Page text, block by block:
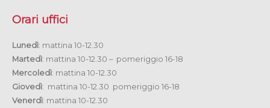
Orari uffici
Lunedì: mattina 10-12.30
Martedì: mattina 10-12.30 – pomeriggio 16-18
Mercoledì: mattina 10-12.30
Giovedì: mattina 10-12.30 pomeriggio 16-18
Venerdì: mattina 10-12.30